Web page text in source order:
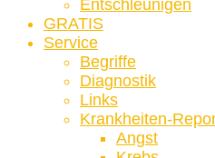
Entschleunigen
GRATIS
Service
Begriffe
Diagnostik
Links
Krankheiten-
Angst